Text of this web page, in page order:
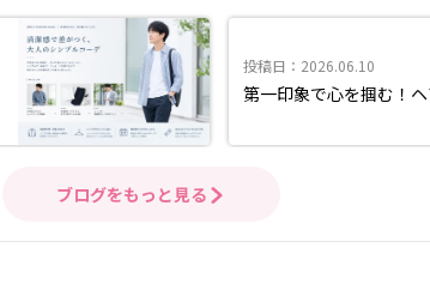
投稿日：2026.06.10
第一印象で心を掴む！
ブログをもっと見る